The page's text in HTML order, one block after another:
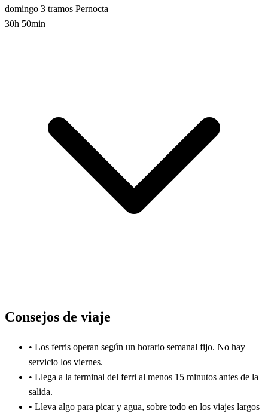
domingo 3 tramos Pernocta
30h 50min
Consejos de viaje
• Los ferris operan según un horario semanal fijo. No hay
servicio los viernes.
• Llega a la terminal del ferri al menos 15 minutos antes de la
salida.
• Lleva algo para picar y agua, sobre todo en los viajes largos